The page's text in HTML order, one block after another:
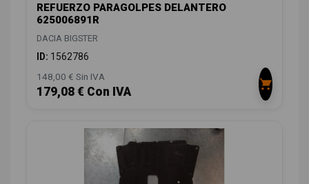
REFUERZO PARAGOLPES DELANTERO
625006891R
DACIA BIGSTER
ID: 1562786
148,00 € Sin IVA
179,08 € Con IVA